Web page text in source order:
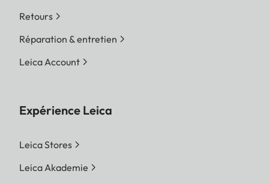
Retours
Réparation & entretien
Leica Account
Expérience Leica
Leica Stores
Leica Akademie